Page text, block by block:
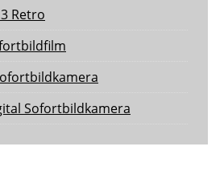
Retro
Sofortbildkamera